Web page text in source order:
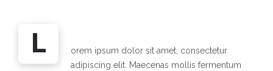
L
orem ipsum dolor sit amet, consectetur
adipiscing elit. Maecenas mollis fermentum